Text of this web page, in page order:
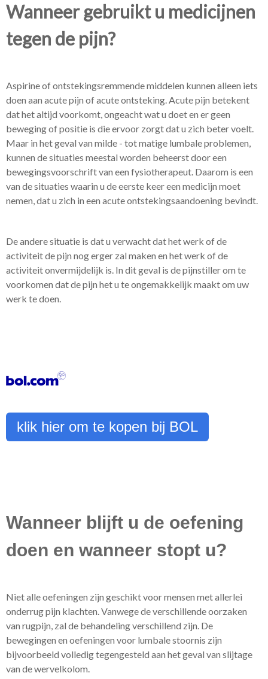
Wanneer gebruikt u medicijnen
tegen de pijn?
Aspirine of ontstekingsremmende middelen kunnen alleen iets
doen aan acute pijn of acute ontsteking. Acute pijn betekent
dat het altijd voorkomt, ongeacht wat u doet en er geen
beweging of positie is die ervoor zorgt dat u zich beter voelt.
Maar in het geval van milde - tot matige lumbale problemen,
kunnen de situaties meestal worden beheerst door een
bewegingsvoorschrift van een fysiotherapeut. Daarom is een
van de situaties waarin u de eerste keer een medicijn moet
nemen, dat u zich in een acute ontstekingsaandoening bevindt.
De andere situatie is dat u verwacht dat het werk of de
activiteit de pijn nog erger zal maken en het werk of de
activiteit onvermijdelijk is. In dit geval is de pijnstiller om te
voorkomen dat de pijn het u te ongemakkelijk maakt om uw
werk te doen.
klik hier om te kopen bij BOL
Wanneer blijft u de oefening
doen en wanneer stopt u?
Niet alle oefeningen zijn geschikt voor mensen met allerlei
onderrug pijn klachten. Vanwege de verschillende oorzaken
van rugpijn, zal de behandeling verschillend zijn. De
bewegingen en oefeningen voor lumbale stoornis zijn
bijvoorbeeld volledig tegengesteld aan het geval van slijtage
van de wervelkolom.